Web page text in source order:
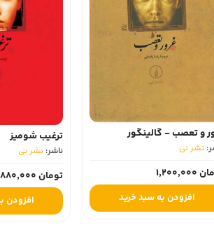
و تعصب - گالینگور
نشر نی
افزودن به سبد خرید
ترغیب شومیز
ناشر: نشر نی
تومان 880,000
افزودن